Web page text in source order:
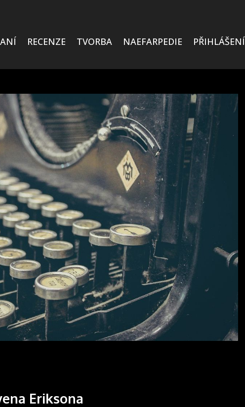
RECENZE TVORBA NAEFARPEDIE PŘIHLÁŠENÍ
Eriksona